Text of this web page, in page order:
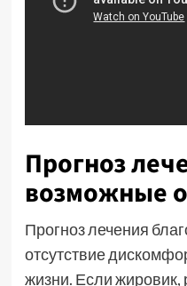
Прогноз
возможные
Прогноз лечения
отсутствие
жизни. Если